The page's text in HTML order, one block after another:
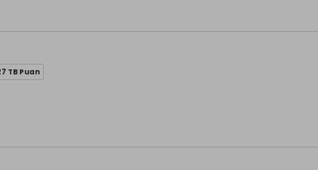
TB Puan